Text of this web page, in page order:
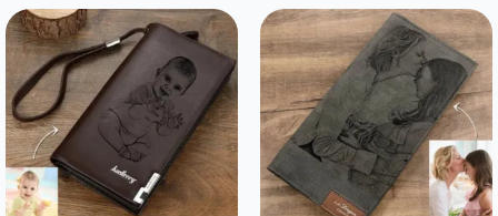
precios:
desde
49,00 €
hasta
59,00 €